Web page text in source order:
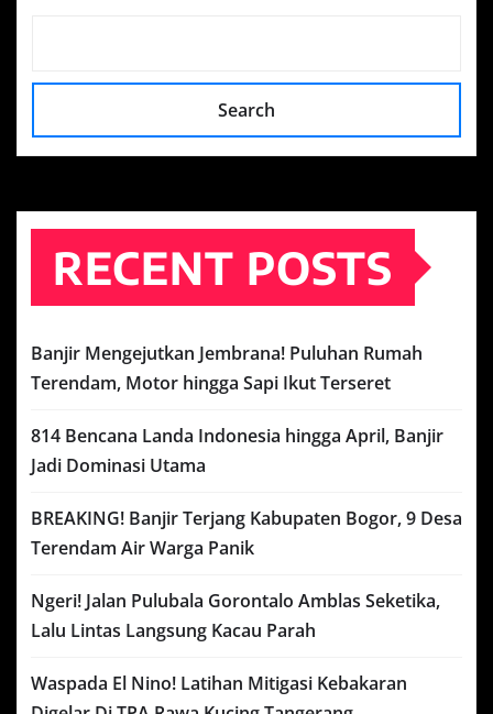
Search
RECENT POSTS
Banjir Mengejutkan Jembrana! Puluhan Rumah
Terendam, Motor hingga Sapi Ikut Terseret
814 Bencana Landa Indonesia hingga April, Banjir
Jadi Dominasi Utama
BREAKING! Banjir Terjang Kabupaten Bogor, 9 Desa
Terendam Air Warga Panik
Ngeri! Jalan Pulubala Gorontalo Amblas Seketika,
Lalu Lintas Langsung Kacau Parah
Waspada El Nino! Latihan Mitigasi Kebakaran